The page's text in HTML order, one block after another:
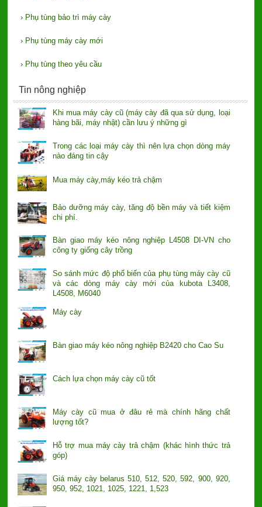
› Phụ tùng bảo trì máy cày
› Phụ tùng máy cày mới
› Phụ tùng theo yêu cầu
Tin nông nghiệp
Khi mua máy cày cũ (máy cày đã qua sử dụng, loại
hàng bãi, máy nhật) cần lưu ý những gì
Trong các loại máy cày thì nên lựa chọn dòng máy
nào đáng tin cậy
Mua máy cày,máy kéo trả chậm
Bảo dưỡng máy cày, tăng độ bền máy và tiết kiệm
chi phí.
Bàn giao máy kéo nông nghiệp L4508 DI-VN cho
công ty giống cây trồng
So sánh mức độ phổ biến của phụ tùng máy cày cũ
và các dòng máy cày mới của kubota L3408,
L4508, M6040
Máy cày
Bàn giao máy kéo nông nghiệp B2420 cho Cao Su
Cách lựa chọn máy cày cũ tốt
Máy cày cũ mua ở đâu rẻ mà chính hãng chất
lượng tốt?
Hỗ trợ mua máy cày trả chậm (khác hình thức trả
góp)
Giá máy cày belarus 510, 512, 520, 592, 900, 920,
950, 952, 1021, 1025, 1221, 1,523